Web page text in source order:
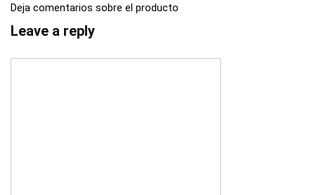
Deja comentarios sobre el producto
Leave a reply